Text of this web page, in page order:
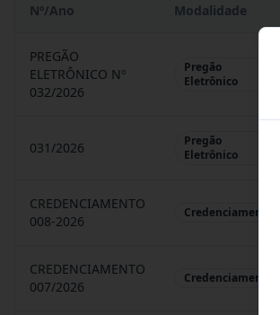
Nº/Ano Modalidade
PREGÃO
ELETRÔNICO Nº
032/2026
Pregão
Eletrônico
031/2026
Pregão
Eletrônico
CREDENCIAMENTO
008-2026
Credenciamento
CREDENCIAMENTO
007/2026
Credenciamento